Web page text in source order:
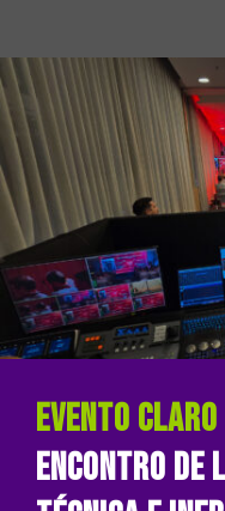
evento claro
encontro de